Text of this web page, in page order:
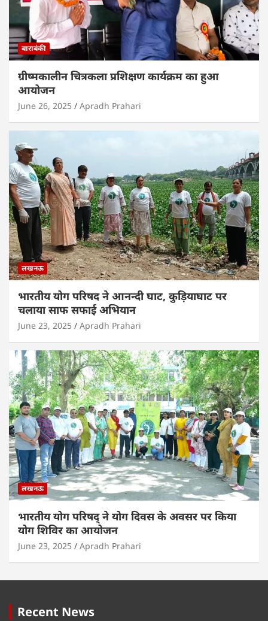
बाराबंकी
ग्रीष्मकालीन चित्रकला प्रशिक्षण कार्यक्रम का हुआ
आयोजन
June 26, 2025 Apradh Prahari
लखनऊ
भारतीय योग परिषद ने आनन्दी घाट, कुड़ियाघाट पर
चलाया साफ सफाई अभियान
June 23, 2025 Apradh Prahari
लखनऊ
भारतीय योग परिषद् ने योग दिवस के अवसर पर किया
योग शिविर का आयोजन
June 23, 2025 Apradh Prahari
Recent News